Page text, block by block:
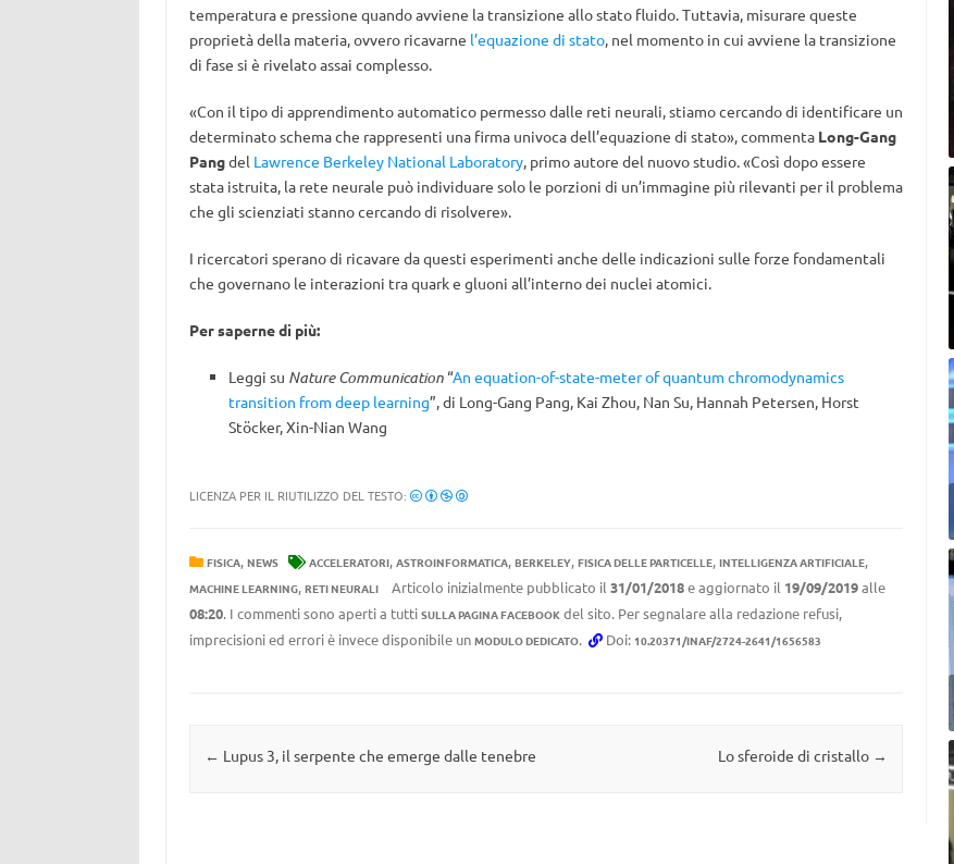
temperatura e pressione quando avviene la transizione allo stato fluido. Tuttavia, misurare queste
proprietà della materia, ovvero ricavarne l’equazione di stato, nel momento in cui avviene la transizione
di fase si è rivelato assai complesso.
«Con il tipo di apprendimento automatico permesso dalle reti neurali, stiamo cercando di identificare un
determinato schema che rappresenti una firma univoca dell’equazione di stato», commenta Long-Gang
Pangdel Lawrence Berkeley National Laboratory, primo autore del nuovo studio. «Così dopo essere
stata istruita, la rete neurale può individuare solo le porzioni di un’immagine più rilevanti per il problema
che gli scienziati stanno cercando di risolvere».
I ricercatori sperano di ricavare da questi esperimenti anche delle indicazioni sulle forze fondamentali
che governano le interazioni tra quark e gluoni all’interno dei nuclei atomici.
Per saperne di più:
Leggi su Nature Communication“An equation-of-state-meter of quantum chromodynamics
transition from deep learning”, di Long-Gang Pang, Kai Zhou, Nan Su, Hannah Petersen, Horst
Stöcker, Xin-Nian Wang
LICENZA PER IL RIUTILIZZO DEL TESTO:
FISICA, NEWS ACCELERATORI, ASTROINFORMATICA, BERKELEY, FISICA DELLE PARTICELLE, INTELLIGENZA ARTIFICIALE,
MACHINE LEARNING, RETI NEURALI Articolo inizialmente pubblicato il 31/01/2018e aggiornato il 19/09/2019alle
08:20. I commenti sono aperti a tutti SULLA PAGINA FACEBOOKdel sito. Per segnalare alla redazione refusi,
imprecisioni ed errori è invece disponibile un MODULO DEDICATO. Doi: 10.20371/INAF/2724-2641/1656583
Navigazione articolo
← Lupus 3, il serpente che emerge dalle tenebre Lo sferoide di cristallo →